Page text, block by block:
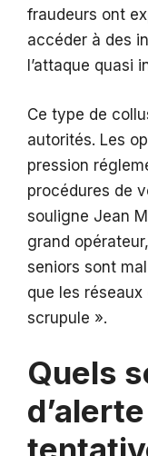
fraudeurs ont
accéder à des
l’attaque quasi
Ce type de
autorités. Les
pression
procédures de
souligne Jean
grand
seniors sont
que les
scrupule ».
Quels